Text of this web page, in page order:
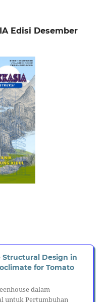
Edisi Desember
Structural Design in
for Tomato
dalam
untuk Pertumbuhan